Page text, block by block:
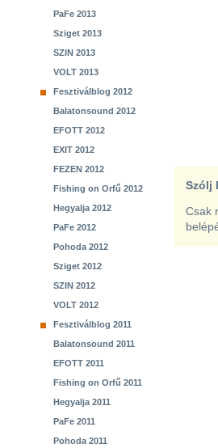
PaFe 2013
Sziget 2013
SZIN 2013
VOLT 2013
Fesztiválblog 2012
Balatonsound 2012
EFOTT 2012
EXIT 2012
FEZEN 2012
Fishing on Orfű 2012
Hegyalja 2012
PaFe 2012
Pohoda 2012
Sziget 2012
SZIN 2012
VOLT 2012
Fesztiválblog 2011
Balatonsound 2011
EFOTT 2011
Fishing on Orfű 2011
Hegyalja 2011
PaFe 2011
Pohoda 2011
Szólj
Csak